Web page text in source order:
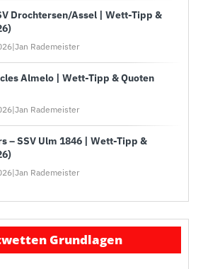
Drochtersen/Assel | Wett-Tipp &
|Jan Rademeister
Almelo | Wett-Tipp & Quoten
|Jan Rademeister
– SSV Ulm 1846 | Wett-Tipp &
|Jan Rademeister
Grundlagen